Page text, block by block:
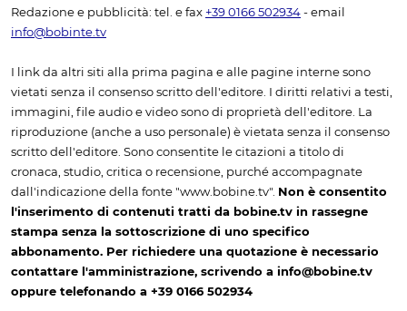
Redazione e pubblicità: tel. e fax +39 0166 502934 - email
info@bobinte.tv
I link da altri siti alla prima pagina e alle pagine interne sono
vietati senza il consenso scritto dell'editore. I diritti relativi a testi,
immagini, file audio e video sono di proprietà dell'editore. La
riproduzione (anche a uso personale) è vietata senza il consenso
scritto dell'editore. Sono consentite le citazioni a titolo di
cronaca, studio, critica o recensione, purché accompagnate
dall'indicazione della fonte "www.bobine.tv". Non è consentito
l'inserimento di contenuti tratti da bobine.tv in rassegne
stampa senza la sottoscrizione di uno specifico
abbonamento. Per richiedere una quotazione è necessario
contattare l'amministrazione, scrivendo a info@bobine.tv
oppure telefonando a +39 0166 502934